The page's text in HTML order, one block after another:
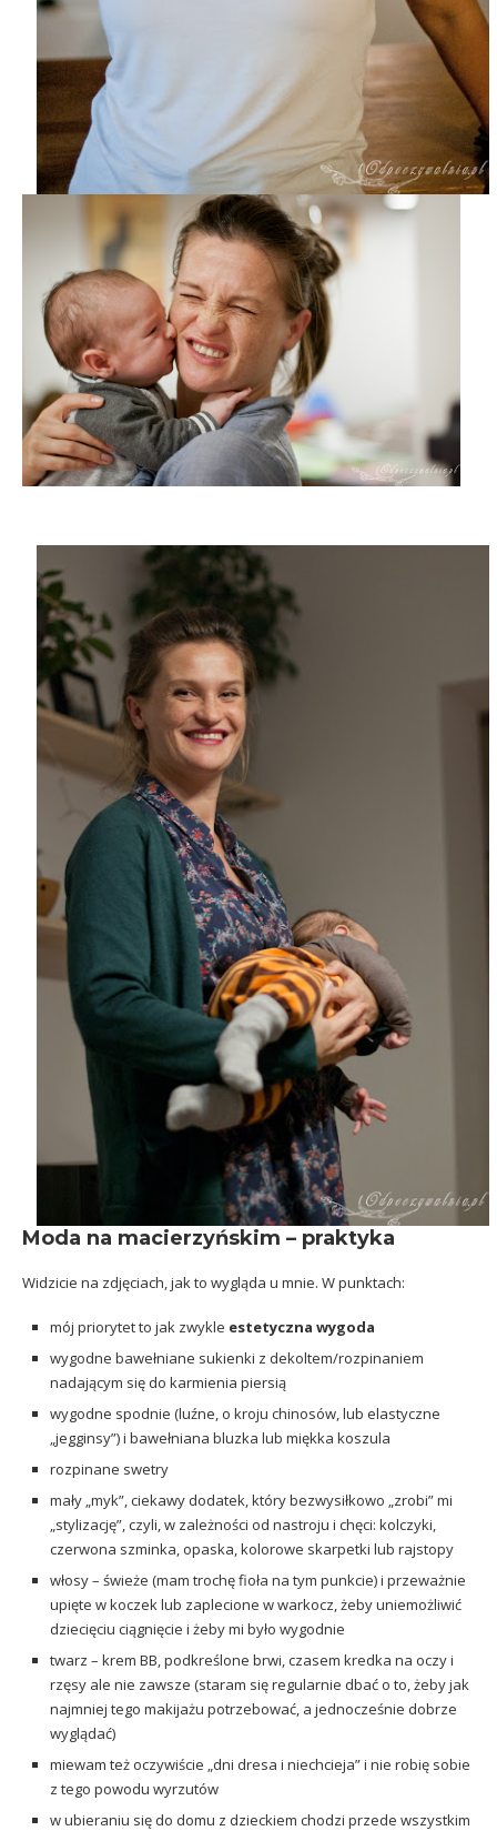
Moda na macierzyńskim – praktyka
Widzicie na zdjęciach, jak to wygląda u mnie. W punktach:
mój priorytet to jak zwykle estetyczna wygoda
wygodne bawełniane sukienki z dekoltem/rozpinaniem
nadającym się do karmienia piersią
wygodne spodnie (luźne, o kroju chinosów, lub elastyczne
„jegginsy”) i bawełniana bluzka lub miękka koszula
rozpinane swetry
mały „myk”, ciekawy dodatek, który bezwysiłkowo „zrobi” mi
„stylizację”, czyli, w zależności od nastroju i chęci: kolczyki,
czerwona szminka, opaska, kolorowe skarpetki lub rajstopy
włosy – świeże (mam trochę fioła na tym punkcie) i przeważnie
upięte w koczek lub zaplecione w warkocz, żeby uniemożliwić
dziecięciu ciągnięcie i żeby mi było wygodnie
twarz – krem BB, podkreślone brwi, czasem kredka na oczy i
rzęsy ale nie zawsze (staram się regularnie dbać o to, żeby jak
najmniej tego makijażu potrzebować, a jednocześnie dobrze
wyglądać)
miewam też oczywiście „dni dresa i niechcieja” i nie robię sobie
z tego powodu wyrzutów
w ubieraniu się do domu z dzieckiem chodzi przede wszystkim